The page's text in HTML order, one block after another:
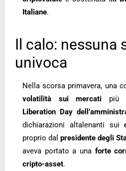
Italiane.
Il calo: nessuna
univoca
Nella scorsa primavera, una
volatilità sui mercati più
Liberation Day
dichiarazioni altalenanti sui
proprio dal presidente degli
aveva portato a una forte
cripto-asset.